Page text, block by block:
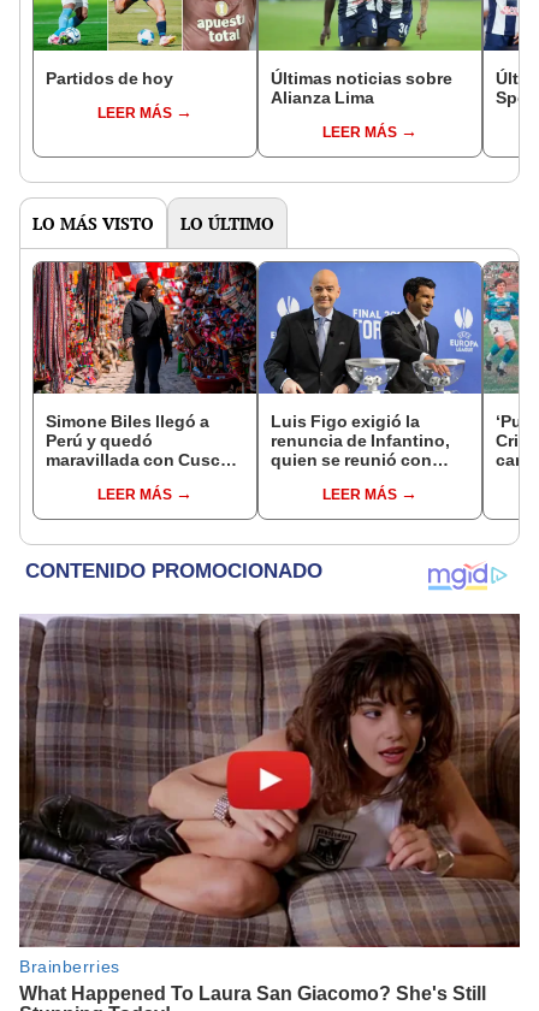
Partidos de hoy
LEER MÁS
Últimas noticias sobre
Alianza Lima
LEER MÁS
LO MÁS VISTO LO ÚLTIMO
Simone Biles llegó a
Perú y quedó
maravillada con Cusco:
lo hermoso que es este
país"
LEER MÁS
Luis Figo exigió la
renuncia de Infantino,
quien se reunió con
en Marruecos
LEER MÁS